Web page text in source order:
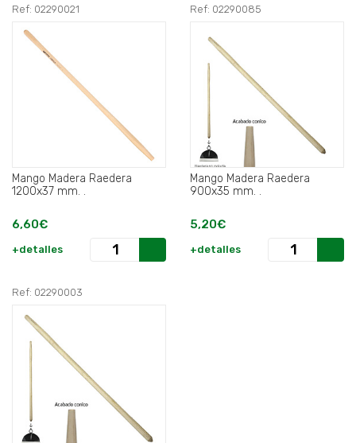
Ref: 02290021
Mango Madera Raedera
1200x37 mm. .
6,60€
+detalles
Ref: 02290085
Mango Madera Raedera
900x35 mm. .
5,20€
+detalles
Ref: 02290003